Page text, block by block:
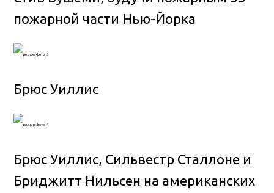
пожарной части Нью-Йорка
Брюс Уиллис
Брюс Уиллис, Сильвестр Сталлоне и
Бриджитт Нильсен на американских